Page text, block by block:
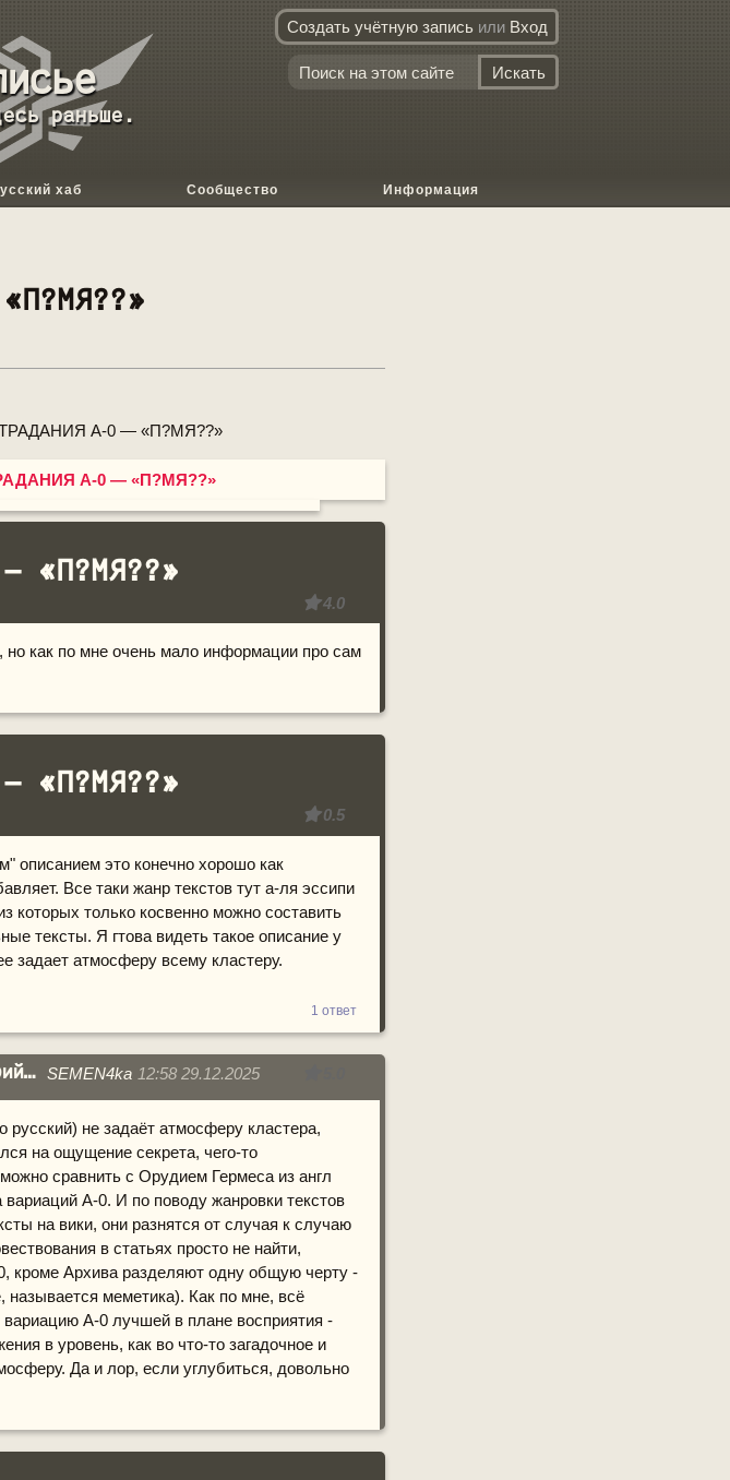
раньше.
хаб Сообщество Информация
Создать учётную запись или Вход
А-0 — «П?МЯ??»
А-0 — «П?МЯ??»
«П?МЯ??»
4.0
как по мне очень мало информации про сам
«П?МЯ??»
0.5
описанием это конечно хорошо как
Все таки жанр текстов тут а-ля эссипи
которых только косвенно можно составить
тексты. Я гтова видеть такое описание у
задает атмосферу всему кластеру.
1 ответ
Весь комментарий читателя выше в молоко. SEMEN4ka 12:58 29.12.2025
не задаёт атмосферу кластера,
на ощущение секрета, чего-то
сравнить с Орудием Гермеса из англ
А-0. И по поводу жанровки текстов
на вики, они разнятся от случая к случаю
в статьях просто не найти,
кроме Архива разделяют одну общую черту -
называется меметика). Как по мне, всё
А-0 лучшей в плане восприятия -
в уровень, как во что-то загадочное и
Да и лор, если углубиться, довольно